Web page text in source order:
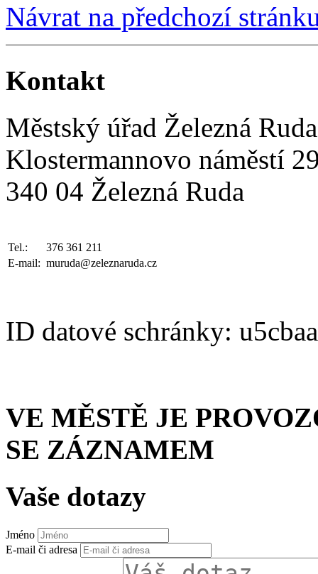
Návrat na předchozí
Kontakt
Městský úřad Železná Ruda
Klostermannovo náměstí
340 04 Železná Ruda
Tel.:
376 361 211
E-mail: muruda@zeleznaruda.cz
ID datové schránky:
VE MĚSTĚ JE
SE ZÁZNAMEM
Vaše dotazy
Jméno
E-mail či adresa